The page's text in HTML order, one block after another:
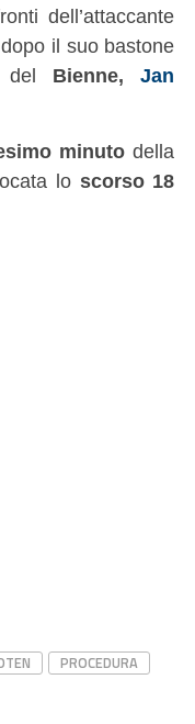
dell’attaccante
il suo bastone
del Bienne,Jan
minutodella
lo scorso 18
PROCEDURA